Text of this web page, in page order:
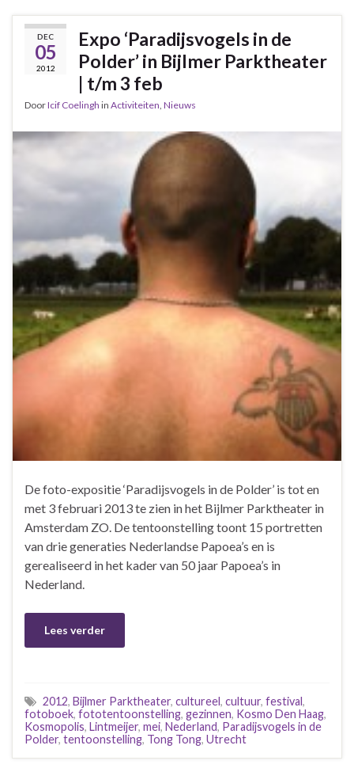
DEC
05
2012
Expo ‘Paradijsvogels in de
Polder’ in Bijlmer Parktheater
| t/m 3 feb
DoorIcif Coelingh in Activiteiten, Nieuws
De foto-expositie ‘Paradijsvogels in de Polder’ is tot en
met 3 februari 2013 te zien in het Bijlmer Parktheater in
Amsterdam ZO. De tentoonstelling toont 15 portretten
van drie generaties Nederlandse Papoea’s en is
gerealiseerd in het kader van 50 jaar Papoea’s in
Nederland.
Lees verder
2012, Bijlmer Parktheater, cultureel, cultuur, festival ,
fotoboek, fototentoonstelling, gezinnen, Kosmo Den Haag,
Kosmopolis, Lintmeijer, mei, Nederland, Paradijsvogels in de
Polder, tentoonstelling, Tong Tong, Utrecht